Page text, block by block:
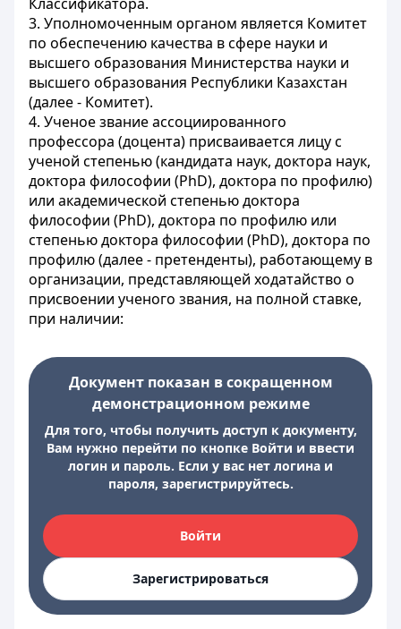
3. Уполномоченным органом является Комитет
по обеспечению качества в сфере науки и
высшего образования Министерства науки и
высшего образования Республики Казахстан
(далее - Комитет).
4. Ученое звание ассоциированного
профессора (доцента) присваивается лицу с
ученой степенью (кандидата наук, доктора наук,
доктора философии (PhD), доктора по профилю)
или академической степенью доктора
философии (PhD), доктора по профилю или
степенью доктора философии (PhD), доктора по
профилю (далее - претенденты), работающему в
организации, представляющей ходатайство о
присвоении ученого звания, на полной ставке,
при наличии:
Документ показан в сокращенном
демонстрационном режиме
Для того, чтобы получить доступ к документу,
Вам нужно перейти по кнопке Войти и ввести
логин и пароль. Если у вас нет логина и
пароля, зарегистрируйтесь.
Войти
Зарегистрироваться